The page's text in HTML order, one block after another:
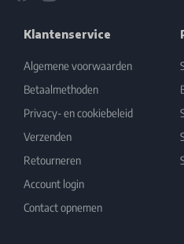
Klantenservice
Algemene voorwaarden
Betaalmethoden
Privacy- en cookiebeleid
Verzenden
Retourneren
Account login
Contact opnemen